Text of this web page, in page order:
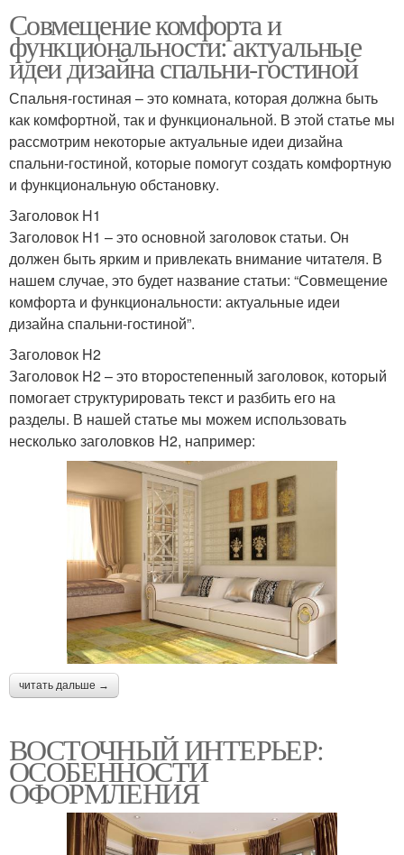
Совмещение комфорта и
функциональности: актуальные
идеи дизайна спальни-гостиной
Спальня-гостиная – это комната, которая должна быть
как комфортной, так и функциональной. В этой статье мы
рассмотрим некоторые актуальные идеи дизайна
спальни-гостиной, которые помогут создать комфортную
и функциональную обстановку.
Заголовок H1
Заголовок H1 – это основной заголовок статьи. Он
должен быть ярким и привлекать внимание читателя. В
нашем случае, это будет название статьи: “Совмещение
комфорта и функциональности: актуальные идеи
дизайна спальни-гостиной”.
Заголовок H2
Заголовок H2 – это второстепенный заголовок, который
помогает структурировать текст и разбить его на
разделы. В нашей статье мы можем использовать
несколько заголовков H2, например:
читать дальше →
ВОСТОЧНЫЙ ИНТЕРЬЕР:
ОСОБЕННОСТИ
ОФОРМЛЕНИЯ